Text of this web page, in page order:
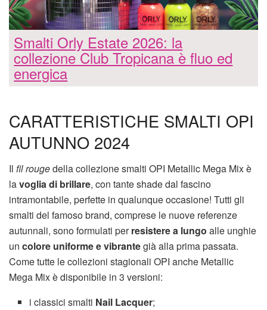
Smalti Orly Estate 2026: la
collezione Club Tropicana è fluo ed
energica
CARATTERISTICHE SMALTI OPI
AUTUNNO 2024
Il fil rougedella collezione smalti OPI Metallic Mega Mix è
lavoglia di brillare, con tante shade dal fascino
intramontabile, perfette in qualunque occasione! Tutti gli
smalti del famoso brand, comprese le nuove referenze
autunnali, sono formulati perresistere a lungo alle unghie
un colore uniforme e vibrantegià alla prima passata.
Come tutte le collezioni stagionali OPI anche Metallic
Mega Mix è disponibile in 3 versioni:
i classici smalti Nail Lacquer;